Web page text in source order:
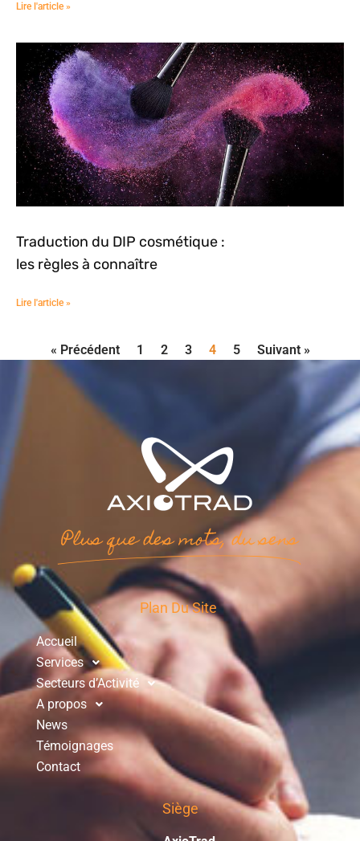
Lire l'article »
Traduction du DIP cosmétique :
les règles à connaître
Lire l'article »
« Précédent 1 2 3 4 5 Suivant »
Plus que des mots, du sens
Plan Du Site
Accueil
Services
Secteurs d’Activité
A propos
News
Témoignages
Contact
Siège